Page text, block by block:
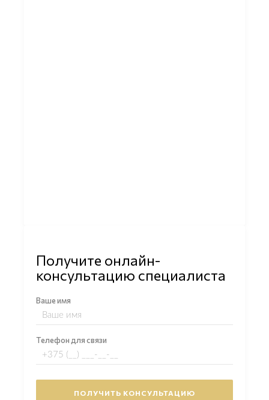
Получите онлайн-
консультацию специалиста
Ваше имя
Телефон для связи